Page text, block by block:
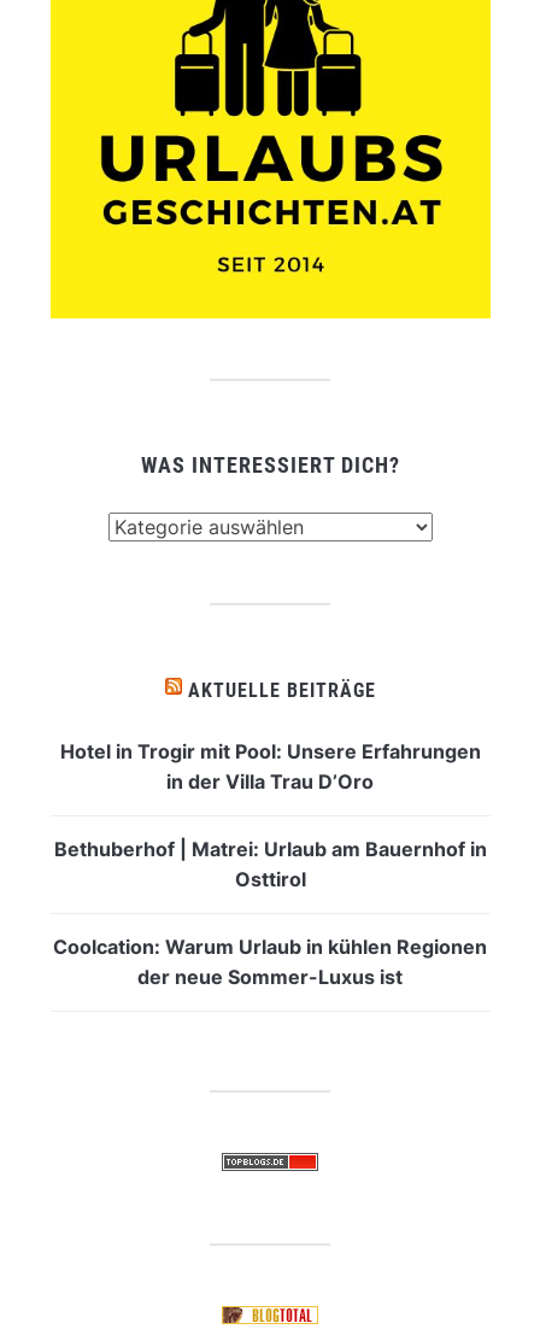
WAS INTERESSIERT DICH?
AKTUELLE BEITRÄGE
Hotel in Trogir mit Pool: Unsere Erfahrungen
in der Villa Trau D’Oro
Bethuberhof | Matrei: Urlaub am Bauernhof in
Osttirol
Coolcation: Warum Urlaub in kühlen Regionen
der neue Sommer-Luxus ist